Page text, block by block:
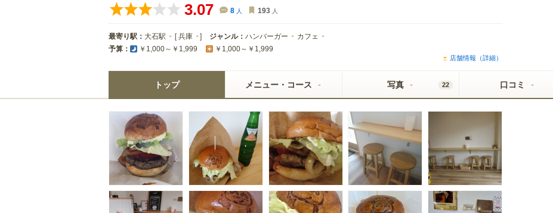
3.07 8 人 193 人
最寄り駅： 大石駅 [兵庫 ] ジャンル： ハンバーガー カフェ
予算： ￥1,000～￥1,999 ￥1,000～￥1,999
店舗情報（詳細）
トップ メニュー・コース 写真 22 口コミ